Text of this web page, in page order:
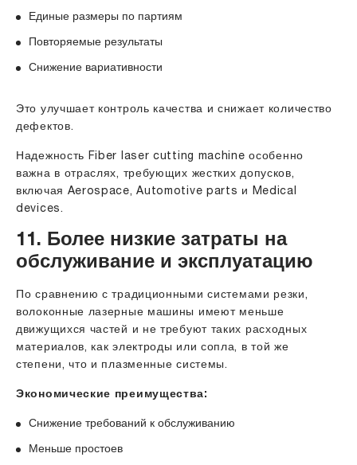
Единые размеры по партиям
Повторяемые результаты
Снижение вариативности
Это улучшает контроль качества и снижает количество
дефектов.
Надежность Fiber laser cutting machine особенно
важна в отраслях, требующих жестких допусков,
включая Aerospace, Automotive parts и Medical
devices.
11. Более низкие затраты на
обслуживание и эксплуатацию
По сравнению с традиционными системами резки,
волоконные лазерные машины имеют меньше
движущихся частей и не требуют таких расходных
материалов, как электроды или сопла, в той же
степени, что и плазменные системы.
Экономические преимущества:
Снижение требований к обслуживанию
Меньше простоев